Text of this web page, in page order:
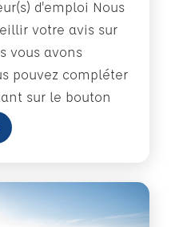
d'emploi Nous
votre avis sur
vous avons
pouvez compléter
sur le bouton